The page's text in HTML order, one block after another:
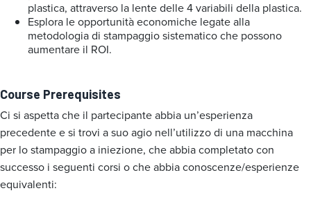
plastica, attraverso la lente delle 4 variabili della plastica.
Esplora le opportunità economiche legate alla
metodologia di stampaggio sistematico che possono
aumentare il ROI.
Course Prerequisites
Ci si aspetta che il partecipante abbia un’esperienza
precedente e si trovi a suo agio nell’utilizzo di una macchina
per lo stampaggio a iniezione, che abbia completato con
successo i seguenti corsi o che abbia conoscenze/esperienze
equivalenti: